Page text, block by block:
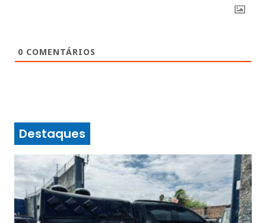
0 COMENTÁRIOS
Destaques